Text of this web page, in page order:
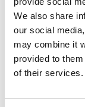
We also share
our social
may combine it
provided to
of their services.
ISCRIVITI
Rimanisempre
speciali e
Iscriviti alla